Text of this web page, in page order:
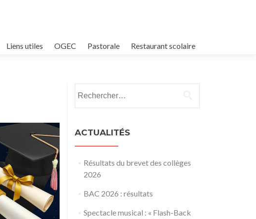
Liens utiles OGEC Pastorale Restaurant scolaire
ACTUALITÉS
Résultats du brevet des collèges
2026
BAC 2026 : résultats
Spectacle musical : « Flash-Back